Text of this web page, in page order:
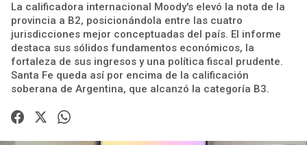
La calificadora internacional Moody's elevó la nota de la
provincia a B2, posicionándola entre las cuatro
jurisdicciones mejor conceptuadas del país. El informe
destaca sus sólidos fundamentos económicos, la
fortaleza de sus ingresos y una política fiscal prudente.
Santa Fe queda así por encima de la calificación
soberana de Argentina, que alcanzó la categoría B3.